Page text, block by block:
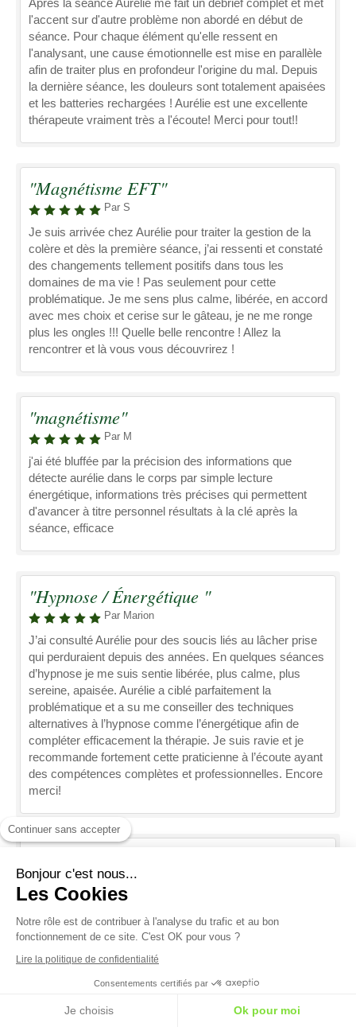
Après la séance Aurélie me fait un debrief complet et met
l'accent sur d'autre problème non abordé en début de
séance. Pour chaque élément qu'elle ressent en
l'analysant, une cause émotionnelle est mise en parallèle
afin de traiter plus en profondeur l'origine du mal. Depuis
la dernière séance, les douleurs sont totalement apaisées
et les batteries rechargées ! Aurélie est une excellente
thérapeute vraiment très a l'écoute! Merci pour tout!!
"Magnétisme EFT"
Par S
Je suis arrivée chez Aurélie pour traiter la gestion de la
colère et dès la première séance, j’ai ressenti et constaté
des changements tellement positifs dans tous les
domaines de ma vie ! Pas seulement pour cette
problématique. Je me sens plus calme, libérée, en accord
avec mes choix et cerise sur le gâteau, je ne me ronge
plus les ongles !!! Quelle belle rencontre ! Allez la
rencontrer et là vous vous découvrirez !
"magnétisme"
Par M
j'ai été bluffée par la précision des informations que
détecte aurélie dans le corps par simple lecture
énergétique, informations très précises qui permettent
d'avancer à titre personnel résultats à la clé après la
séance, efficace
"Hypnose / Énergétique "
Par Marion
J’ai consulté Aurélie pour des soucis liés au lâcher prise
qui perduraient depuis des années. En quelques séances
d’hypnose je me suis sentie libérée, plus calme, plus
sereine, apaisée. Aurélie a ciblé parfaitement la
problématique et a su me conseiller des techniques
alternatives à l’hypnose comme l’énergétique afin de
compléter efficacement la thérapie. Je suis ravie et je
recommande fortement cette praticienne à l’écoute ayant
des compétences complètes et professionnelles. Encore
merci!
Par C
très belle découverte, je n'avais pas conscience du bien
être que cela pouvait apporter je n'avais pas
connaissance que nous pouvions agir sur notre corps
avant cette formation merci
"stage énergétique"
Continuer sans accepter
Les Cookies
trafic et au bon fonctionnement de ce site.
C'est OK pour vous ?
Lire la politique de confidentialité
Consentements certifiés par
Je choisis Ok pour moi